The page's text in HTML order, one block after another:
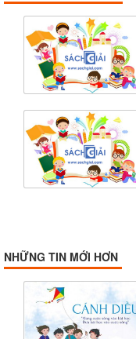
NHỮNG TIN MỚI HƠN